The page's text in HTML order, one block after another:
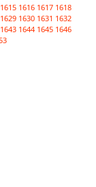
1615 1616 1617 1618
1629 1630 1631 1632
1643 1644 1645 1646